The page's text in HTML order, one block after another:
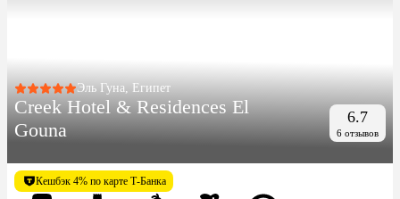
Эль Гуна, Египет
Creek Hotel & Residences El
Gouna
6.7
6 отзывов
Кешбэк 4% по карте Т-Банка